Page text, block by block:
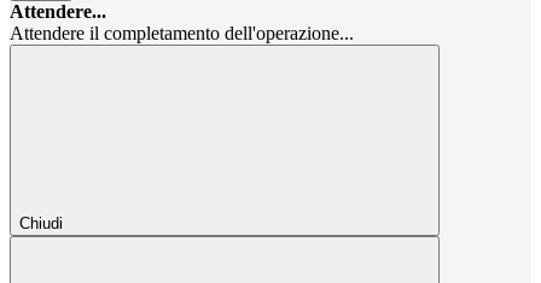
Attendere...
Attendere il completamento dell'operazione...
Chiudi